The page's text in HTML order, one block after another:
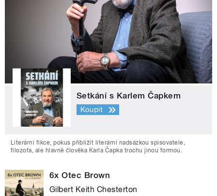
Setkání s Karlem Čapkem
Koupit
Literární fikce, pokus přiblížit literární nadsázkou spisovatele,
filozofa, ale hlavně člověka Karla Čapka trochu jinou formou.
6x Otec Brown
Gilbert Keith Chesterton